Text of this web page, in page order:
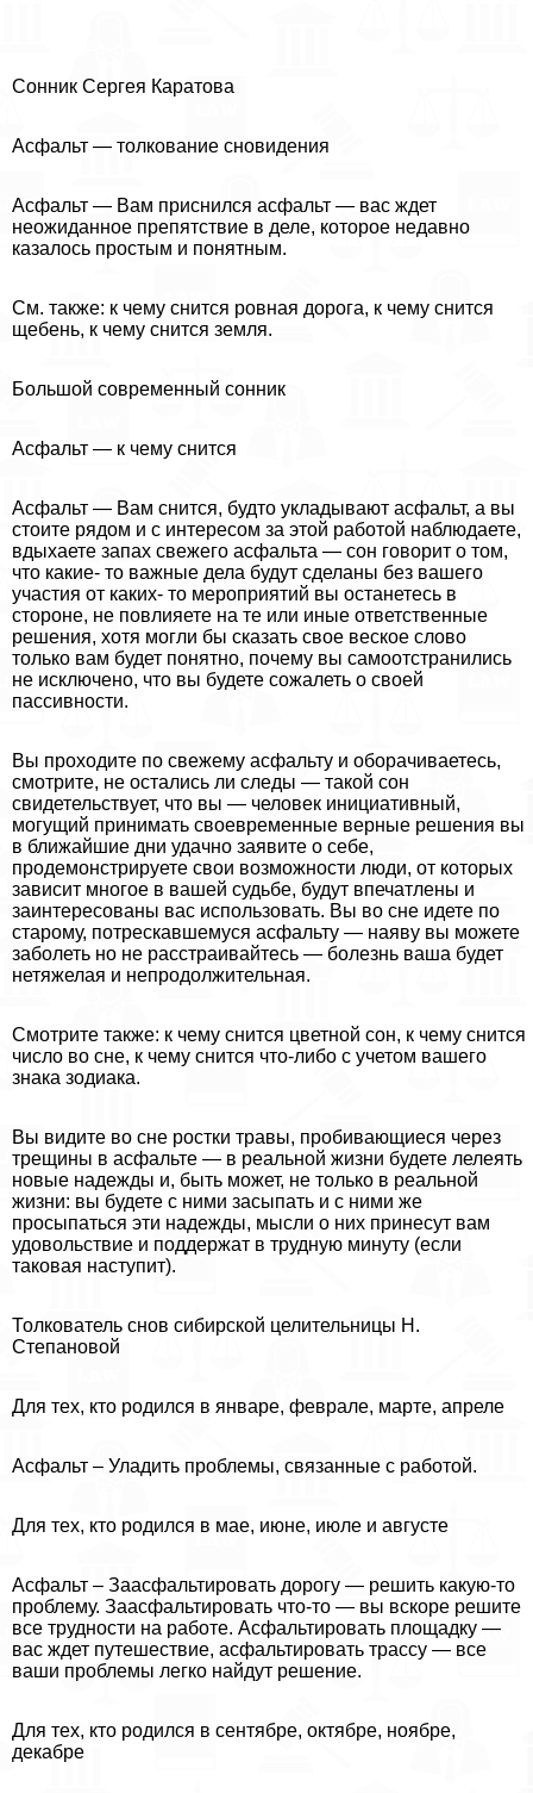
Сонник Сергея Каратова
Асфальт — толкование сновидения
Асфальт — Вам приснился асфальт — вас ждет
неожиданное препятствие в деле, которое недавно
казалось простым и понятным.
См. также: к чему снится ровная дорога, к чему снится
щебень, к чему снится земля.
Большой современный сонник
Асфальт — к чему снится
Асфальт — Вам снится, будто укладывают асфальт, а вы
стоите рядом и с интересом за этой работой наблюдаете,
вдыхаете запах свежего асфальта — сон говорит о том,
что какие- то важные дела будут сделаны без вашего
участия от каких- то мероприятий вы останетесь в
стороне, не повлияете на те или иные ответственные
решения, хотя могли бы сказать свое веское слово
только вам будет понятно, почему вы самоотстранились
не исключено, что вы будете сожалеть о своей
пассивности.
Вы проходите по свежему асфальту и оборачиваетесь,
смотрите, не остались ли следы — такой сон
свидетельствует, что вы — человек инициативный,
могущий принимать своевременные верные решения вы
в ближайшие дни удачно заявите о себе,
продемонстрируете свои возможности люди, от которых
зависит многое в вашей судьбе, будут впечатлены и
заинтересованы вас использовать. Вы во сне идете по
старому, потрескавшемуся асфальту — наяву вы можете
заболеть но не расстраивайтесь — болезнь ваша будет
нетяжелая и непродолжительная.
Смотрите также: к чему снится цветной сон, к чему снится
число во сне, к чему снится что-либо с учетом вашего
знака зодиака.
Вы видите во сне ростки травы, пробивающиеся через
трещины в асфальте — в реальной жизни будете лелеять
новые надежды и, быть может, не только в реальной
жизни: вы будете с ними засыпать и с ними же
просыпаться эти надежды, мысли о них принесут вам
удовольствие и поддержат в трудную минуту (если
таковая наступит).
Толкователь снов сибирской целительницы Н.
Степановой
Для тех, кто родился в январе, феврале, марте, апреле
Асфальт – Уладить проблемы, связанные с работой.
Для тех, кто родился в мае, июне, июле и августе
Асфальт – Заасфальтировать дорогу — решить какую-то
проблему. Заасфальтировать что-то — вы вскоре решите
все трудности на работе. Асфальтировать площадку —
вас ждет путешествие, асфальтировать трассу — все
ваши проблемы легко найдут решение.
Для тех, кто родился в сентябре, октябре, ноябре,
декабре